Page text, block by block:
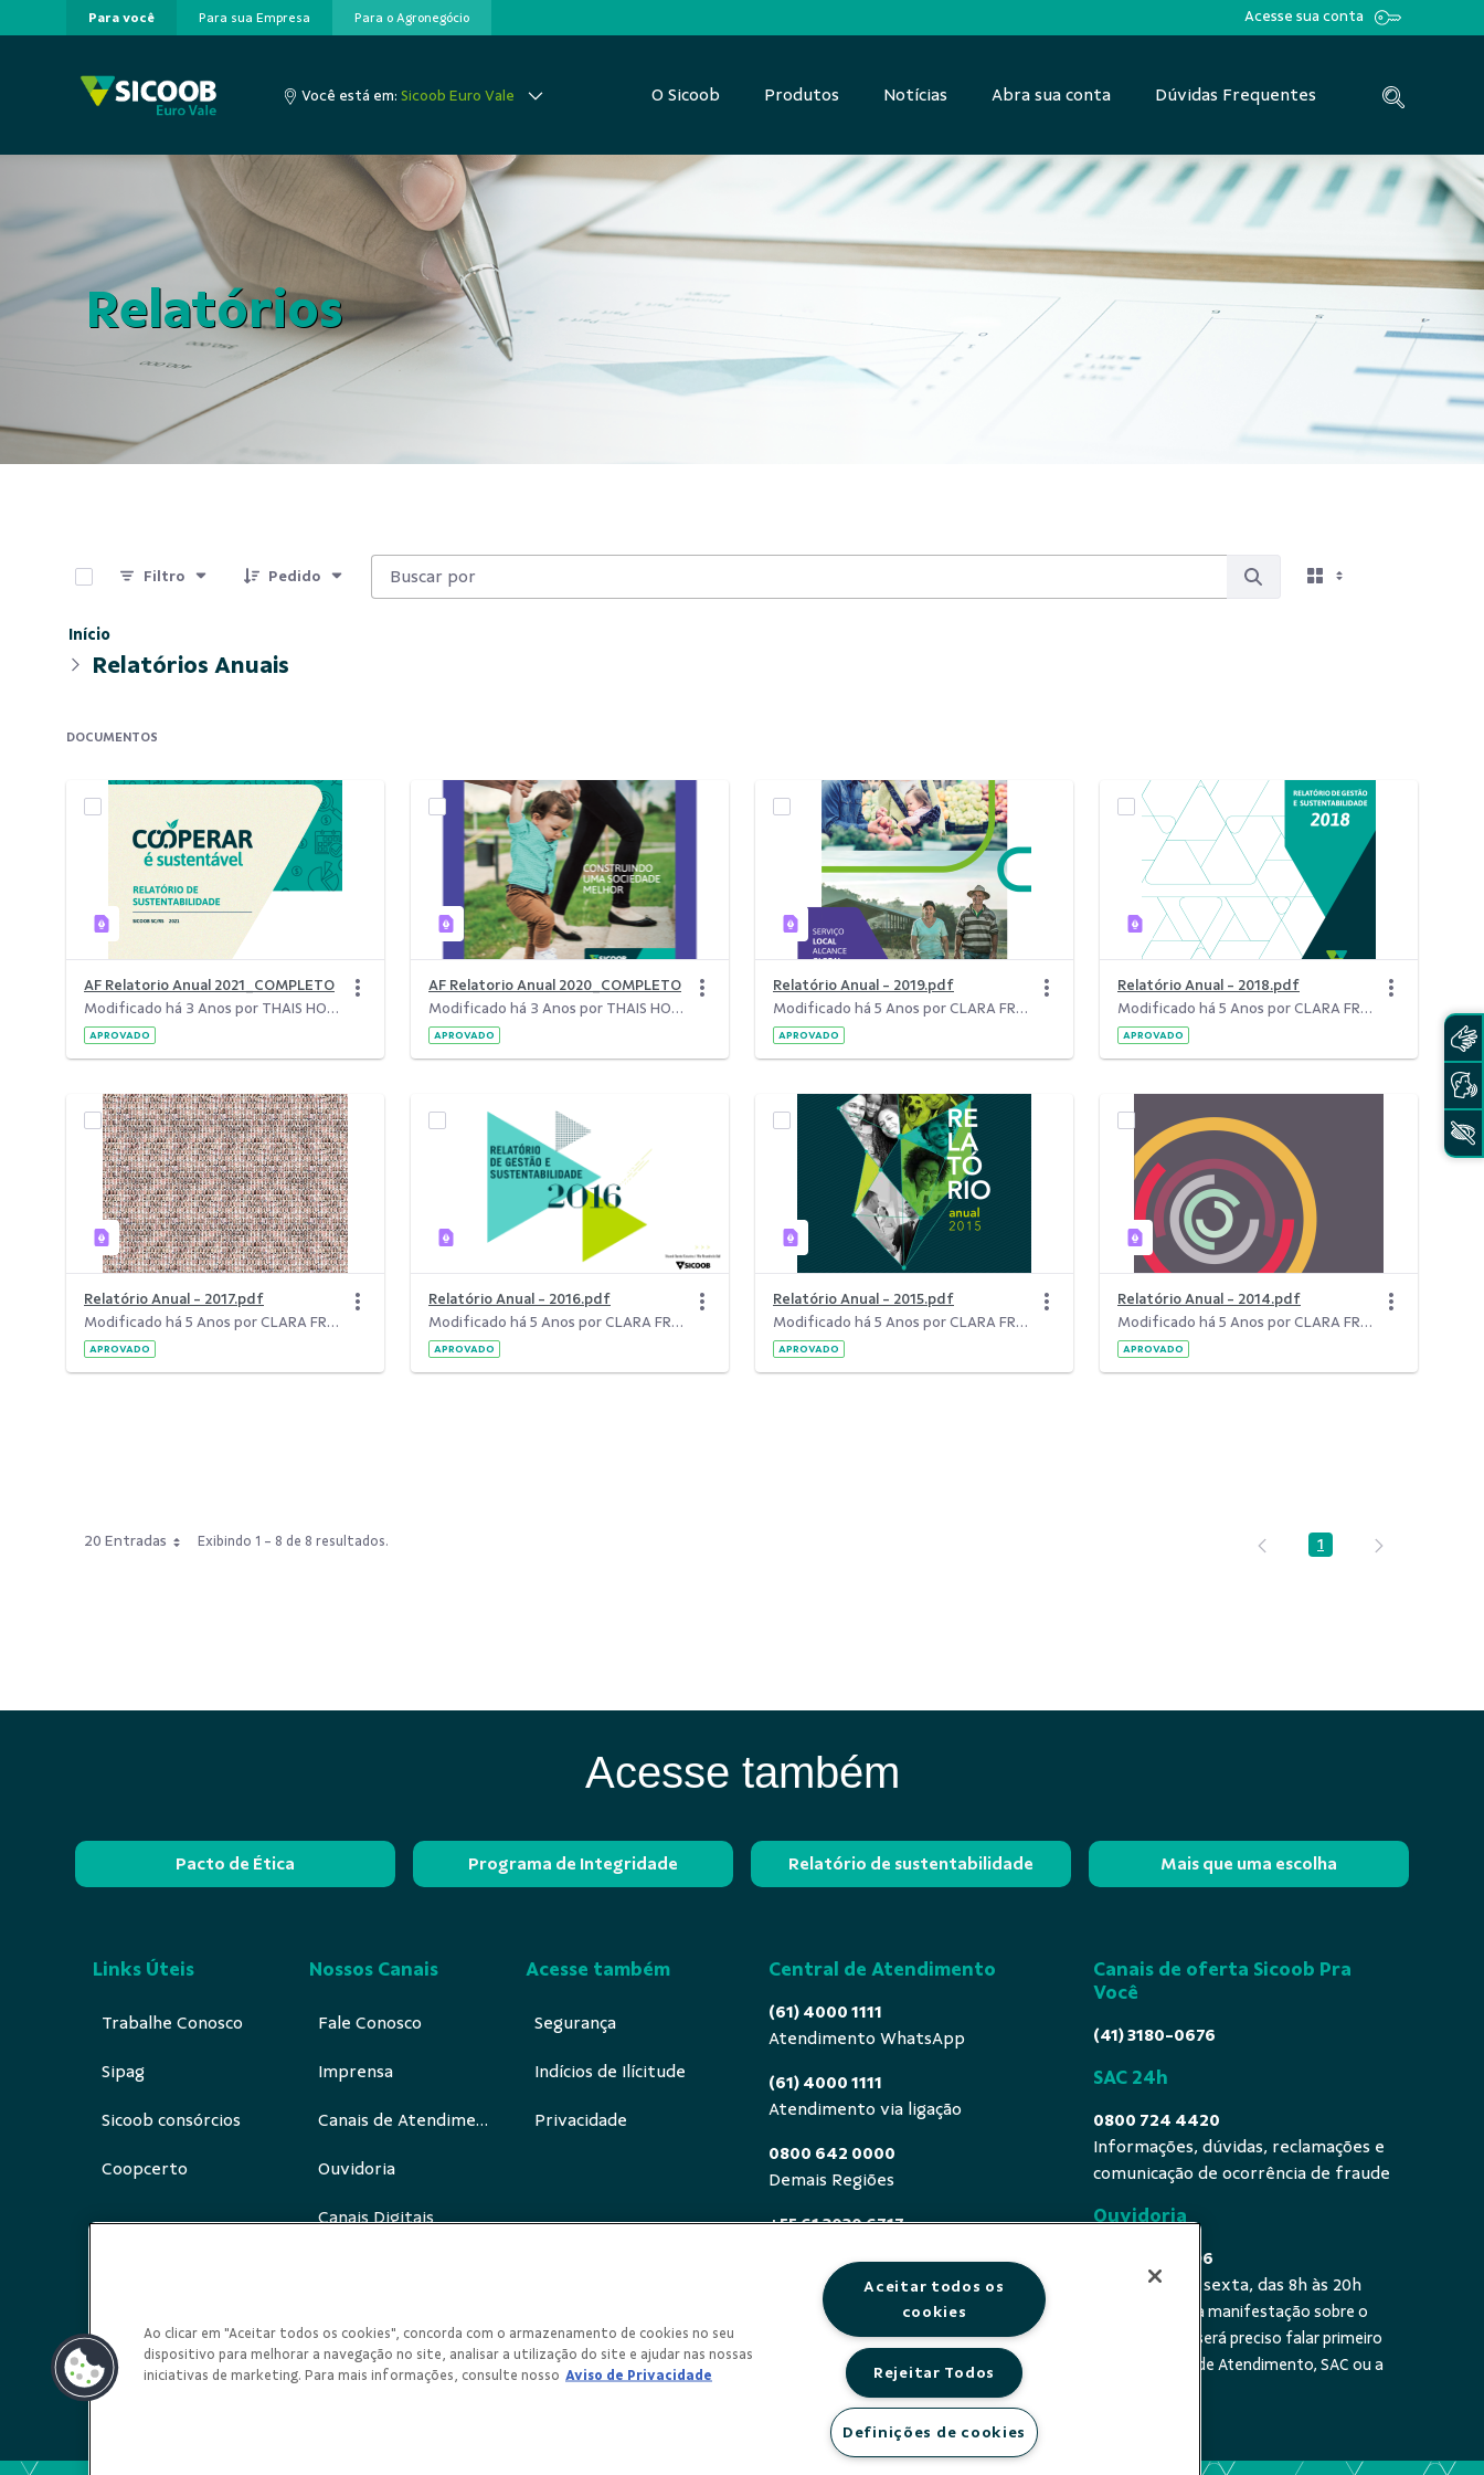
Pular para o Conteúdo principal
Para você Para sua Empresa Para o Agronegócio Acesse sua conta
Você está em: Sicoob Euro Vale O Sicoob Produtos Notícias Abra sua conta Dúvidas Frequentes
Relatórios
Filtro Pedido
Início
Relatórios Anuais
DOCUMENTOS
AF Relatorio Anual 2021_COMPLETO
Modificado há 3 Anos por THAIS HORN.
APROVADO
AF Relatorio Anual 2020_COMPLETO
Modificado há 3 Anos por THAIS HORN.
APROVADO
Relatório Anual - 2019.pdf
Modificado há 5 Anos por CLARA FREITAS DA SILVA.
APROVADO
Relatório Anual - 2018.pdf
Modificado há 5 Anos por CLARA FREITAS DA SILVA.
APROVADO
Relatório Anual - 2017.pdf
Modificado há 5 Anos por CLARA FREITAS DA SILVA.
APROVADO
Relatório Anual - 2016.pdf
Modificado há 5 Anos por CLARA FREITAS DA SILVA.
APROVADO
Relatório Anual - 2015.pdf
Modificado há 5 Anos por CLARA FREITAS DA SILVA.
APROVADO
Relatório Anual - 2014.pdf
Modificado há 5 Anos por CLARA FREITAS DA SILVA.
APROVADO
20 Entradas Exibindo 1 - 8 de 8 resultados. Página
1
Acesse também
Pacto de Ética Programa de Integridade Relatório de sustentabilidade Mais que uma escolha
Links Úteis
Trabalhe Conosco
Sipag
Sicoob consórcios
Coopcerto
Nossos Canais
Fale Conosco
Imprensa
Canais de Atendimento
Ouvidoria
Canais Digitais
Acesse também
Segurança
Indícios de Ilícitude
Privacidade
Redes Sociais
Central de Atendimento
(61) 4000 1111
Atendimento WhatsApp
(61) 4000 1111
Atendimento via ligação
0800 642 0000
Demais Regiões
+55 61 3030 6717
0800 940 0458
Deficientes auditivos ou de fala - De
segunda a sexta, das 8h às 20h
Canais de oferta Sicoob Pra
Você
(41) 3180-0676
SAC 24h
0800 724 4420
Informações, dúvidas, reclamações e
comunicação de ocorrência de fraude
Ouvidoria
0800 725 0996
De segunda a sexta, das 8h às 20h
É a sua primeira manifestação sobre o
tema? Se sim, será preciso falar primeiro
com a Central de Atendimento, SAC ou a
Ao clicar em "Aceitar todos os cookies", concorda com o armazenamento de cookies no seu
dispositivo para melhorar a navegação no site, analisar a utilização do site e ajudar nas nossas
iniciativas de marketing. Para mais informações, consulte nosso Aviso de Privacidade
Aceitar todos os
cookies
Rejeitar Todos
Definições de cookies